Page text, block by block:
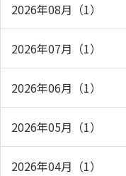
2026年08月（1）
2026年07月（1）
2026年06月（1）
2026年05月（1）
2026年04月（1）